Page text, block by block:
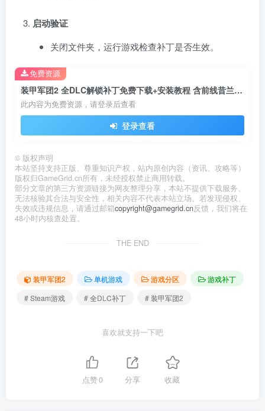
启动验证
关闭文件夹，运行游戏检查补丁是否生效。
装甲军团2 全DLC解锁补丁免费下载+安装教程 含前线昔兰尼 2025最新
此内容为免费资源，请登录后查看
登录查看
免费资源
© 版权声明
本站坚持支持正版、尊重知识产权，站内原创内容（资讯、攻略等）
版权归GameGrid.cn所有，未经授权禁止商用转载。
部分文章的第三方资源链接为网友整理分享，本站不提供下载服务、
无法核验其合法与安全性，相关内容不代表本站立场。若发现侵权、
失效或违规信息，请通过邮箱copyright@gamegrid.cn反馈，我们将在
48小时内核查处置。
THE END
装甲军团2 单机游戏 游戏分区
游戏补丁
# Steam游戏
# 全DLC补丁 # 装甲军团2
喜欢就支持一下吧
点赞0 分享 收藏